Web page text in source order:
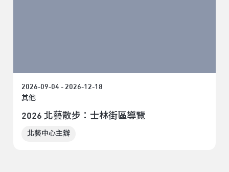
2026-09-04 - 2026-12-18
其他
2026 北藝散步：士林街區導覽
北藝中心主辦